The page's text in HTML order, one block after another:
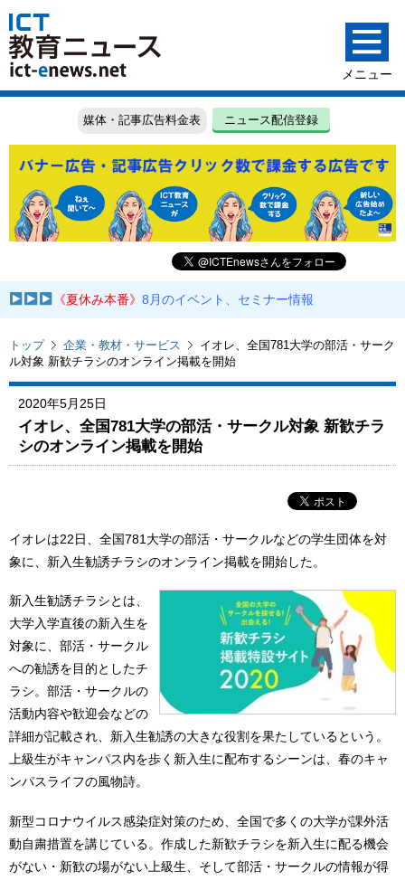
媒体・記事広告料金表 ニュース配信登録
《夏休み本番》8月のイベント、セミナー情報
トップ 企業・教材・サービス
イオレ、全国781大学の部活・サーク
ル対象 新歓チラシのオンライン掲載を開始
2020年5月25日
イオレ、全国781大学の部活・サークル対象 新歓チラ
シのオンライン掲載を開始
イオレは22日、全国781大学の部活・サークルなどの学生団体を対
象に、新入生勧誘チラシのオンライン掲載を開始した。
新入生勧誘チラシとは、
大学入学直後の新入生を
対象に、部活・サークル
への勧誘を目的としたチ
ラシ。部活・サークルの
活動内容や歓迎会などの
詳細が記載され、新入生勧誘の大きな役割を果たしているという。
上級生がキャンパス内を歩く新入生に配布するシーンは、春のキャ
ンパスライフの風物詩。
新型コロナウイルス感染症対策のため、全国で多くの大学が課外活
動自粛措置を講じている。作成した新歓チラシを新入生に配る機会
がない・新歓の場がない上級生、そして部活・サークルの情報が得